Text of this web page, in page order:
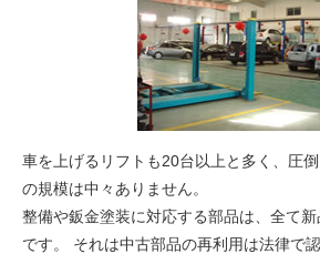
車を上げるリフトも20台以上と多く、圧
の規模は中々ありません。
整備や鈑金塗装に対応する部品は、全て
です。 それは中古部品の再利用は法律で